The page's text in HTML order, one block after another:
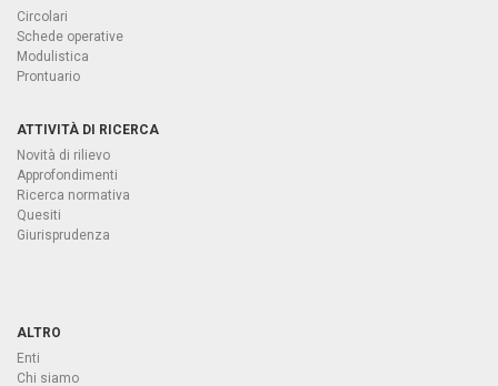
Circolari
Schede operative
Modulistica
Prontuario
ATTIVITÀ DI RICERCA
Novità di rilievo
Approfondimenti
Ricerca normativa
Quesiti
Giurisprudenza
ALTRO
Enti
Chi siamo